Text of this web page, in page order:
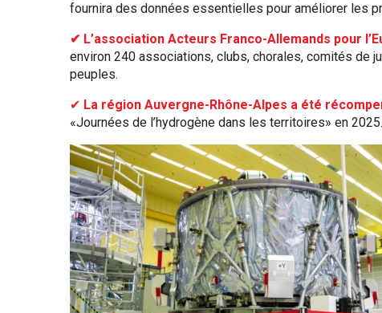
fournira des données essentielles pour améliorer les
✔ L’association Acteurs Franco-Allemands pour
environ 240 associations, clubs, chorales, comités de
peuples.
✔ La région Auvergne-Rhône-Alpes a été
«Journées de l’hydrogène dans les territoires» en 2025.